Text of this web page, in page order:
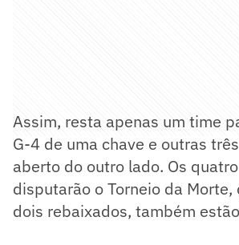
Assim, resta apenas um time
G-4 de uma chave e outras
aberto do outro lado. Os
disputarão o Torneio da Morte,
dois rebaixados, também